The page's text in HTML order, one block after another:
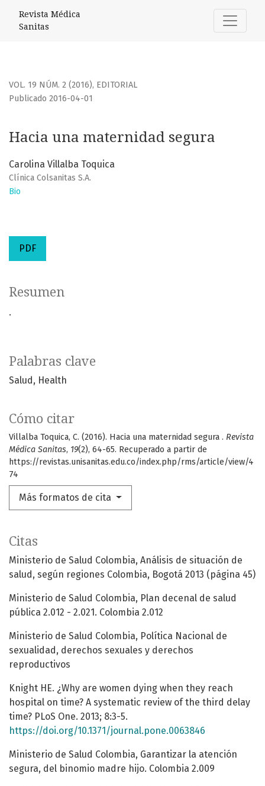
Revista Médica
Sanitas
VOL. 19 NÚM. 2 (2016), EDITORIAL
Hacia una maternidad segura
Publicado 2016-04-01
Carolina Villalba Toquica
Clínica Colsanitas S.A.
Bio
PDF
Palabras clave
Salud Health
Cómo citar
Villalba Toquica, C. (2016). Hacia una maternidad segura . Revista
Médica Sanitas, 19(2), 64-65. Recuperado a partir de
https://revistas.unisanitas.edu.co/index.php/rms/article/view/4
74
Más formatos de cita
Resumen
.
Citas
Ministerio de Salud Colombia, Análisis de situación de
salud, según regiones Colombia, Bogotá 2013 (página 45)
Ministerio de Salud Colombia, Plan decenal de salud
pública 2.012 - 2.021. Colombia 2.012
Ministerio de Salud Colombia, Política Nacional de
sexualidad, derechos sexuales y derechos
reproductivos
Knight HE. ¿Why are women dying when they reach
hospital on time? A systematic review of the third delay
time? PLoS One. 2013; 8:3-5.
https://doi.org/10.1371/journal.pone.0063846
Ministerio de Salud Colombia, Garantizar la atención
segura, del binomio madre hijo. Colombia 2.009